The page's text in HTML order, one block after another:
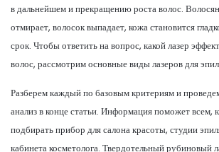
в дальнейшем и прекращению роста волос.
отмирает, волосок выпадает, кожа становится
срок. Чтобы ответить на вопрос, какой лазер
волос, рассмотрим основные виды лазеров для
Разберем каждый по базовым критериям и
анализ в конце статьи. Информация поможет всем,
подбирать прибор для салона красоты, студии
кабинета косметолога. Твердотельный рубиновый